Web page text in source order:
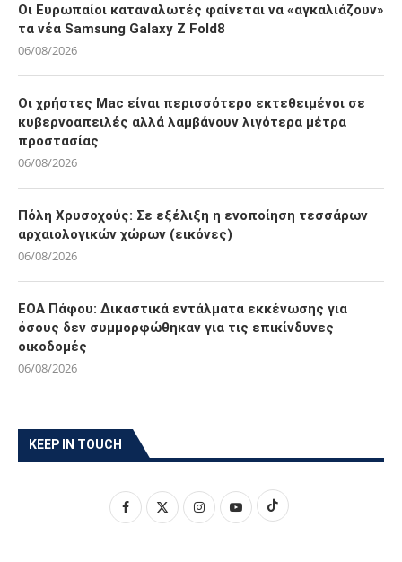
Οι Ευρωπαίοι καταναλωτές φαίνεται να «αγκαλιάζουν»
τα νέα Samsung Galaxy Z Fold8
06/08/2026
Οι χρήστες Mac είναι περισσότερο εκτεθειμένοι σε
κυβερνοαπειλές αλλά λαμβάνουν λιγότερα μέτρα
προστασίας
06/08/2026
Πόλη Χρυσοχούς: Σε εξέλιξη η ενοποίηση τεσσάρων
αρχαιολογικών χώρων (εικόνες)
06/08/2026
ΕΟΑ Πάφου: Δικαστικά εντάλματα εκκένωσης για
όσους δεν συμμορφώθηκαν για τις επικίνδυνες
οικοδομές
06/08/2026
KEEP IN TOUCH